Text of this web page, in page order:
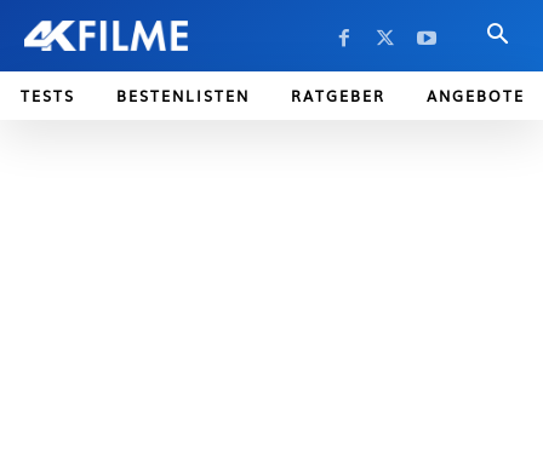
TESTS BESTENLISTEN RATGEBER ANGEBOTE